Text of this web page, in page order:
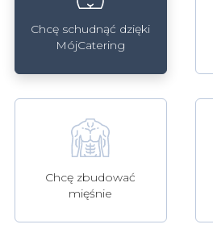
Chcę schudnąć dzięki
MójCatering
Chcę zbudować
mięśnie